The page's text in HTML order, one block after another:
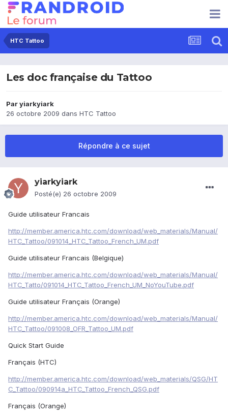
HTC Tattoo
Les doc française du Tattoo
Paryiarkyiark
26 octobre 2009 dans HTC Tattoo
Répondre à ce sujet
yiarkyiark
Posté(e) 26 octobre 2009
Guide utilisateur Francais
http://member.america.htc.com/download/web_materials/Manual/
HTC_Tattoo/091014_HTC_Tattoo_French_UM.pdf
Guide utilisateur Francais (Belgique)
http://member.america.htc.com/download/web_materials/Manual/
HTC_Tatto/091014_HTC_Tattoo_French_UM_NoYouTube.pdf
Guide utilisateur Français (Orange)
http://member.america.htc.com/download/web_materials/Manual/
HTC_Tattoo/091008_OFR_Tattoo_UM.pdf
Quick Start Guide
Français (HTC)
http://member.america.htc.com/download/web_materials/QSG/HT
C_Tattoo/090914a_HTC_Tattoo_French_QSG.pdf
Français (Orange)